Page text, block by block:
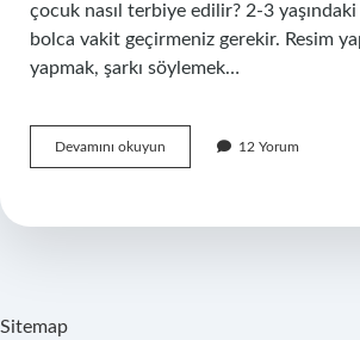
çocuk nasıl terbiye edilir? 2-3
bolca vakit geçirmeniz gerekir. Resim
yapmak, şarkı söylemek…
Devamını okuyun
Yaşındaki
Atabilir
12 Yorum
Sitemap